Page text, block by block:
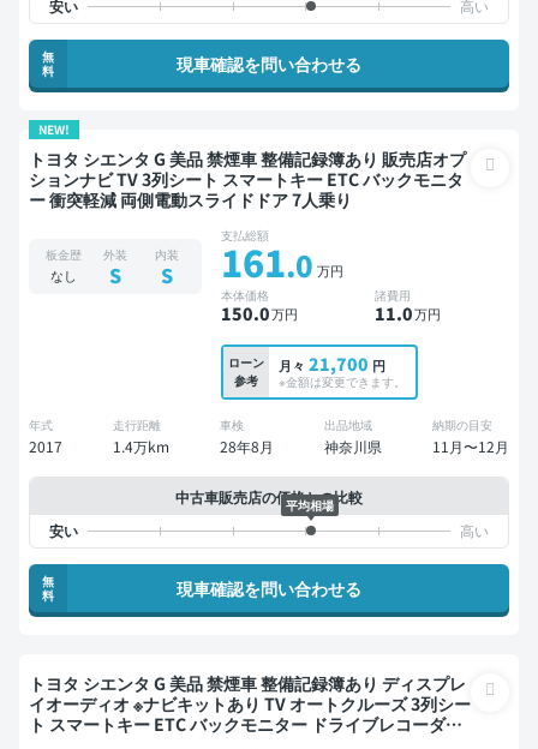
無
料
現車確認を問い合わせる
NEW!
トヨタ シエンタ G 美品 禁煙車 整備記録簿あり 販売店オプ
ションナビ TV 3列シート スマートキー ETC バックモニタ
ー 衝突軽減 両側電動スライドドア 7人乗り
板金歴
なし
外装
S
内装
S
支払総額
161.0 万円
本体価格
150.0万円
諸費用
11.0万円
ローン
参考
月々 21,700 円
※金額は変更できます。
年式
2017
走行距離
1.4万km
車検
28年8月
出品地域
神奈川県
納期の目安
11月〜12月
中古車販売店の価格との比較
平均相場
無
料
現車確認を問い合わせる
トヨタ シエンタ G 美品 禁煙車 整備記録簿あり ディスプレ
イオーディオ ※ナビキットあり TV オートクルーズ 3列シー
ト スマートキー ETC バックモニター ドライブレコーダー